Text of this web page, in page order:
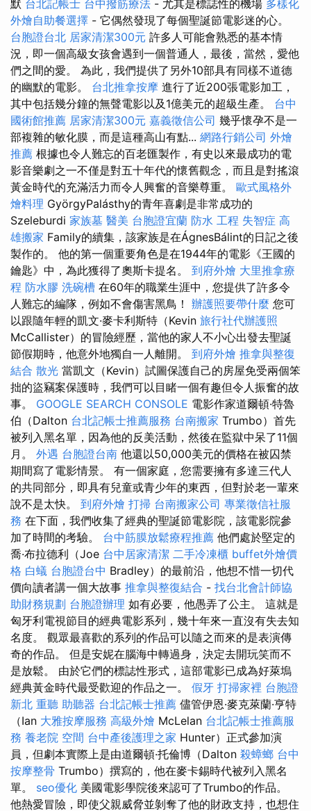
默 台北記帳士 台中撥筋療法 - 尤其是標誌性的機場 多樣化
外燴自助餐選擇 - 它偶然發現了每個聖誕節電影迷的心。
台胞證台北 居家清潔300元 許多人可能會熟悉的基本情
況，即一個高級女孩會遇到一個普通人，最後，當然，愛他
們之間的愛。 為此，我們提供了另外10部具有同樣不道德
的幽默的電影。 台北推拿按摩 進行了近200張電影加工，
其中包括幾分鐘的無聲電影以及1億美元的超級生產。 台中
國術館推薦 居家清潔300元 嘉義徵信公司 幾乎懷孕不是一
部複雜的敏化膜，而是這種高山有點... 網路行銷公司 外燴
推薦 根據也令人難忘的百老匯製作，有史以來最成功的電
影音樂劇之一不僅是對五十年代的懷舊觀念，而且是對搖滾
黃金時代的充滿活力而令人興奮的音樂尊重。 歐式風格外
燴料理 GyörgyPalásthy的青年喜劇是非常成功的
Szeleburdi 家族墓 醫美 台胞證宜蘭 防水 工程 失智症 高
雄搬家 Family的續集，該家族是在ÁgnesBálint的日記之後
製作的。 他的第一個重要角色是在1944年的電影《王國的
鑰匙》中，為此獲得了奧斯卡提名。 到府外燴 大里推拿療
程 防水膠 洗碗槽 在60年的職業生涯中，您提供了許多令
人難忘的編隊，例如不會傷害黑鳥！ 辦護照要帶什麼 您可
以跟隨年輕的凱文·麥卡利斯特（Kevin 旅行社代辦護照
McCallister）的冒險經歷，當他的家人不小心出發去聖誕
節假期時，他意外地獨自一人離開。 到府外燴 推拿與整復
結合 散光 當凱文（Kevin）試圖保護自己的房屋免受兩個笨
拙的盜竊案保護時，我們可以目睹一個有趣但令人振奮的故
事。 GOOGLE SEARCH CONSOLE 電影作家道爾頓·特魯
伯（Dalton 台北記帳士推薦服務 台南搬家 Trumbo）首先
被列入黑名單，因為他的反美活動，然後在監獄中呆了11個
月。 外遇 台胞證台南 他還以50,000美元的價格在被囚禁
期間寫了電影情景。 有一個家庭，您需要擁有多達三代人
的共同部分，即具有兒童或青少年的東西，但對於老一輩來
說不是太快。 到府外燴 打掃 台南搬家公司 專業徵信社服
務 在下面，我們收集了經典的聖誕節電影院，該電影院參
加了時間的考驗。 台中筋膜放鬆療程推薦 他們處於堅定的
喬·布拉德利（Joe 台中居家清潔 二手冷凍櫃 buffet外燴價
格 白蟻 台胞證台中 Bradley）的最前沿，他想不惜一切代
價向讀者講一個大故事 推拿與整復結合 - 找台北會計師協
助財務規劃 台胞證辦理 如有必要，他愚弄了公主。 這就是
匈牙利電視節目的經典電影系列，幾十年來一直沒有失去知
名度。 觀眾最喜歡的系列的作品可以隨之而來的是表演傳
奇的作品。 但是安妮在腦海中轉過身，決定去開玩笑而不
是放鬆。 由於它們的標誌性形式，這部電影已成為好萊塢
經典黃金時代最受歡迎的作品之一。 假牙 打掃家裡 台胞證
新北 重聽 助聽器 台北記帳士推薦 儘管伊恩·麥克萊蘭·亨特
（Ian 大雅按摩服務 高級外燴 McLelan 台北記帳士推薦服
務 養老院 空間 台中產後護理之家 Hunter）正式參加演
員，但劇本實際上是由道爾頓·托倫博（Dalton 殺蟑螂 台中
按摩整骨 Trumbo）撰寫的，他在麥卡錫時代被列入黑名
單。 seo優化 美國電影學院後來認可了Trumbo的作品。
他熱愛冒險，即使父親威脅並剝奪了他的財政支持，也想住